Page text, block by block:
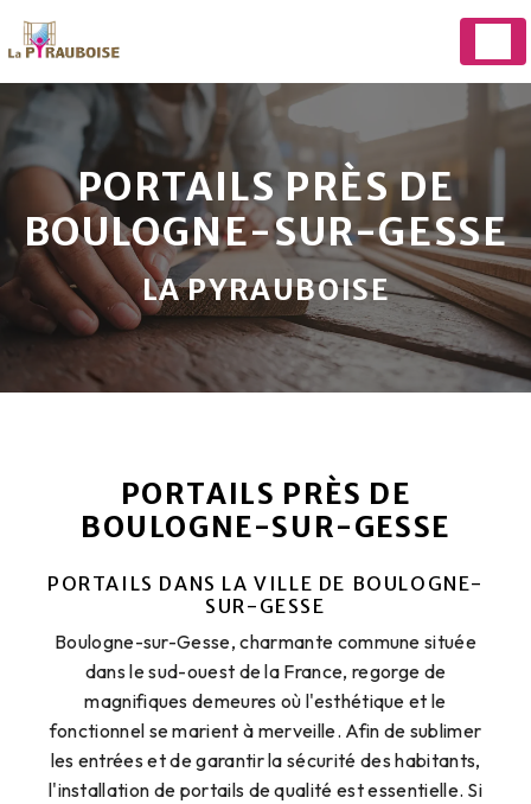
PORTAILS PRÈS DE
BOULOGNE-SUR-GESSE
LA PYRAUBOISE
PORTAILS PRÈS DE
BOULOGNE-SUR-GESSE
PORTAILS DANS LA VILLE DE BOULOGNE-
SUR-GESSE
Boulogne-sur-Gesse, charmante commune située
dans le sud-ouest de la France, regorge de
magnifiques demeures où l'esthétique et le
fonctionnel se marient à merveille. Afin de sublimer
les entrées et de garantir la sécurité des habitants,
l'installation de portails de qualité est essentielle. Si